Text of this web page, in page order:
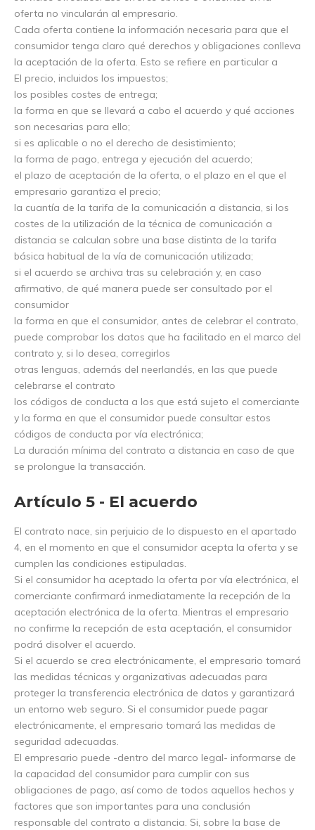
oferta no vincularán al empresario.
Cada oferta contiene la información necesaria para que el
consumidor tenga claro qué derechos y obligaciones conlleva
la aceptación de la oferta. Esto se refiere en particular a
El precio, incluidos los impuestos;
los posibles costes de entrega;
la forma en que se llevará a cabo el acuerdo y qué acciones
son necesarias para ello;
si es aplicable o no el derecho de desistimiento;
la forma de pago, entrega y ejecución del acuerdo;
el plazo de aceptación de la oferta, o el plazo en el que el
empresario garantiza el precio;
la cuantía de la tarifa de la comunicación a distancia, si los
costes de la utilización de la técnica de comunicación a
distancia se calculan sobre una base distinta de la tarifa
básica habitual de la vía de comunicación utilizada;
si el acuerdo se archiva tras su celebración y, en caso
afirmativo, de qué manera puede ser consultado por el
consumidor
la forma en que el consumidor, antes de celebrar el contrato,
puede comprobar los datos que ha facilitado en el marco del
contrato y, si lo desea, corregirlos
otras lenguas, además del neerlandés, en las que puede
celebrarse el contrato
los códigos de conducta a los que está sujeto el comerciante
y la forma en que el consumidor puede consultar estos
códigos de conducta por vía electrónica;
La duración mínima del contrato a distancia en caso de que
se prolongue la transacción.
Artículo 5 - El acuerdo
El contrato nace, sin perjuicio de lo dispuesto en el apartado
4, en el momento en que el consumidor acepta la oferta y se
cumplen las condiciones estipuladas.
Si el consumidor ha aceptado la oferta por vía electrónica, el
comerciante confirmará inmediatamente la recepción de la
aceptación electrónica de la oferta. Mientras el empresario
no confirme la recepción de esta aceptación, el consumidor
podrá disolver el acuerdo.
Si el acuerdo se crea electrónicamente, el empresario tomará
las medidas técnicas y organizativas adecuadas para
proteger la transferencia electrónica de datos y garantizará
un entorno web seguro. Si el consumidor puede pagar
electrónicamente, el empresario tomará las medidas de
seguridad adecuadas.
El empresario puede -dentro del marco legal- informarse de
la capacidad del consumidor para cumplir con sus
obligaciones de pago, así como de todos aquellos hechos y
factores que son importantes para una conclusión
responsable del contrato a distancia. Si, sobre la base de